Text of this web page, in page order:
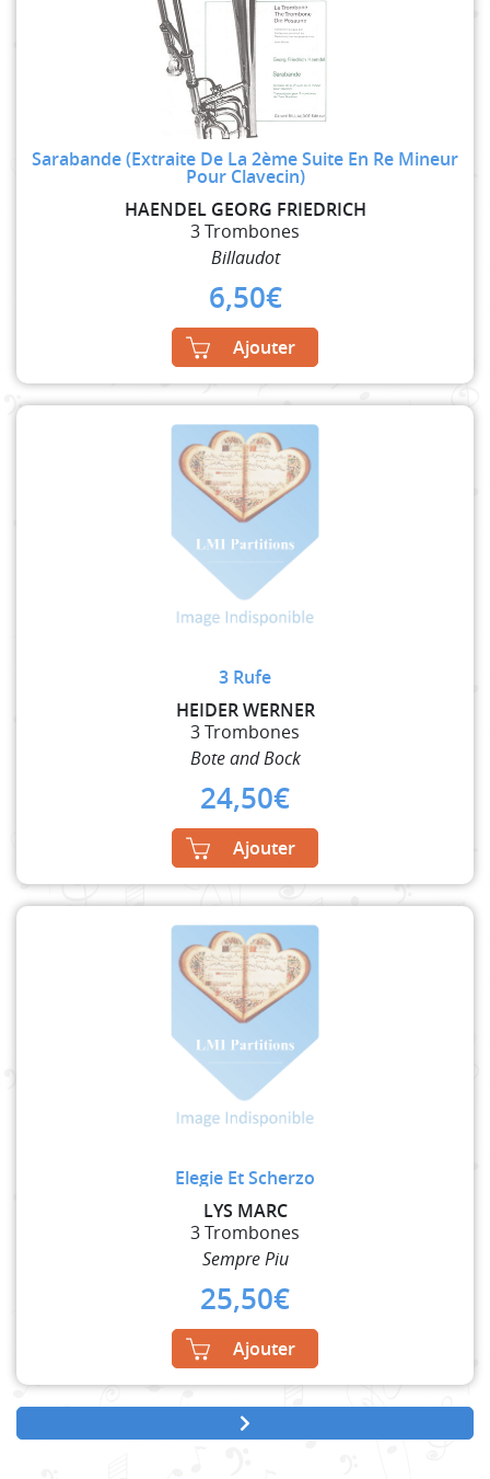
Sarabande (Extraite De La 2ème Suite En Re Mineur
Pour Clavecin)
HAENDEL GEORG FRIEDRICH
3 Trombones
Billaudot
6,50€
Ajouter
3 Rufe
HEIDER WERNER
3 Trombones
Bote and Bock
24,50€
Ajouter
Elegie Et Scherzo
LYS MARC
3 Trombones
Sempre Piu
25,50€
Ajouter